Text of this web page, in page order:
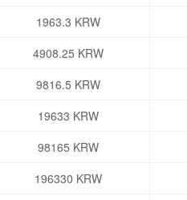
1963.3 KRW
4908.25 KRW
9816.5 KRW
19633 KRW
98165 KRW
196330 KRW